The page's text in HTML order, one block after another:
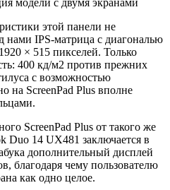
этой панели не
нами IPS-матрица с диагональю
× 515 пикселей. Только
400 кд/м2 против прежних
с возможностью
на ScreenPad Plus вполне
ScreenPad Plus от такого же
Duo 14 UX481 заключается в
дополнительный дисплей
благодаря чему пользователю
как одно целое.